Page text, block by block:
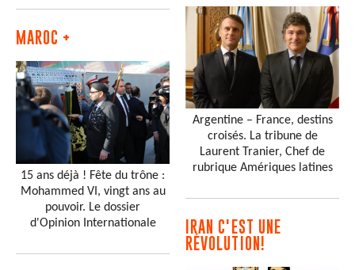
MAROC +
15 ans déjà ! Fête du trône :
Mohammed VI, vingt ans au
pouvoir. Le dossier
d'Opinion Internationale
Argentine – France, destins
croisés. La tribune de
Laurent Tranier, Chef de
rubrique Amériques latines
IRAN C'EST UNE
RÉVOLUTION!